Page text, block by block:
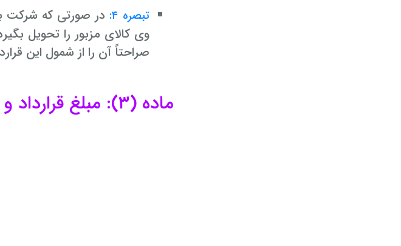
تبصره ۴:
در صورتی که شرکت
وی کالای مزبور را تحویل
صراحتاً آن را از شمول این
ماده (۳): مبلغ قرارداد و مهلت پرداخت